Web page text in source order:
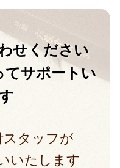
せください
てサポートい
スタッフが
いたします